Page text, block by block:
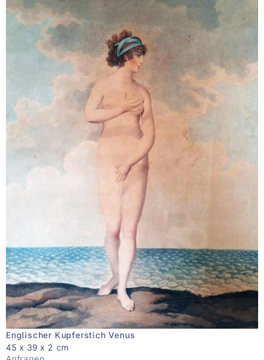
Englischer Kupferstich Venus
45 x 39 x 2 cm